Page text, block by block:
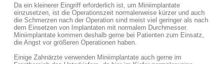
Da ein kleinerer Eingriff erforderlich ist, um Miniimplantate
einzusetzen, ist die Operationszeit normalerweise kürzer und auch
die Schmerzen nach der Operation sind meist viel geringer als nach
dem Einsetzen von Implantaten mit normalem Durchmesser.
Miniimplantate kommen deshalb gerne bei Patienten zum Einsatz,
die Angst vor größeren Operationen haben.
Einige Zahnärzte verwenden Miniimplantate auch gerne im